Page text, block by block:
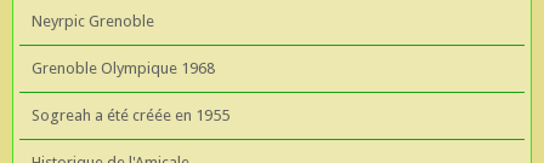
Neyrpic Grenoble
Grenoble Olympique 1968
Sogreah a été créée en 1955